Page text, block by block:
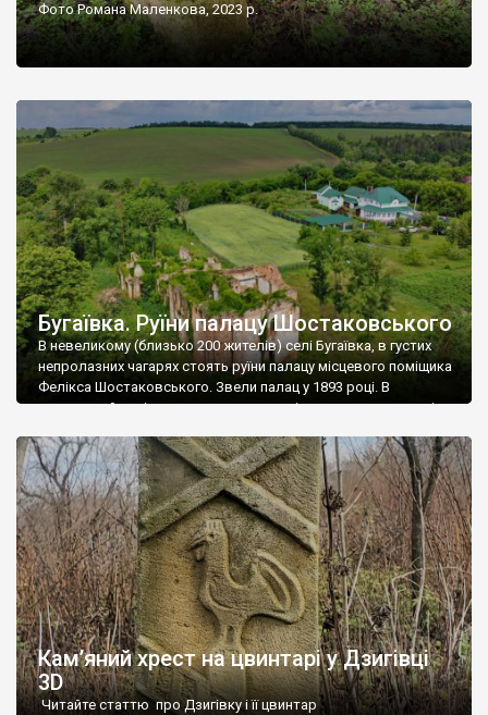
Фото Романа Маленкова, 2023 р.
Бугаївка. Руїни палацу Шостаковського
В невеликому (близько 200 жителів) селі Бугаївка, в густих
непролазних чагарях стоять руїни палацу місцевого поміщика
Фелікса Шостаковського. Звели палац у 1893 році. В
радянський період у ньому спочатку містилася школа, потім
століття тут розмістили туберкульозну лікарню. Коли із
палацу виїхала лікарня – ми точно не […]
Кам’яний хрест на цвинтарі у Дзигівці
3D
Читайте статтю про Дзигівку і її цвинтар